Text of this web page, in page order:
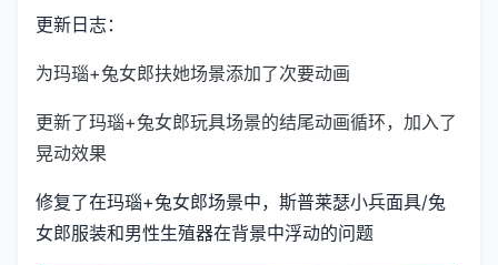
更新日志：
为玛瑙+兔女郎扶她场景添加了次要动画
更新了玛瑙+兔女郎玩具场景的结尾动画循环，加入了
晃动效果
修复了在玛瑙+兔女郎场景中，斯普莱瑟小兵面具/兔
女郎服装和男性生殖器在背景中浮动的问题